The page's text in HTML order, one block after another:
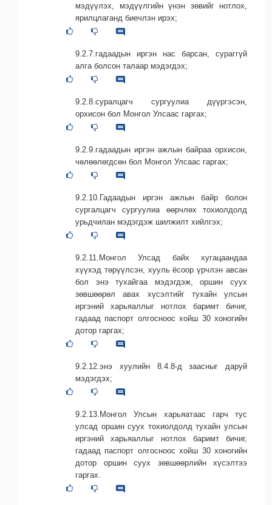
мэдүүлэх, мэдүүлгийн үнэн зөвийг нотлох,
ярилцлаганд биечлэн ирэх;
9.2.7.гадаадын иргэн нас барсан, сураггүй
алга болсон талаар мэдэгдэх;
9.2.8.суралцагч сургуулиа дүүргэсэн,
орхисон бол Монгол Улсаас гаргах;
9.2.9.гадаадын иргэн ажлын байраа орхисон,
чөлөөлөгдсөн бол Монгол Улсаас гаргах;
9.2.10.Гадаадын иргэн ажлын байр болон
сургалцагч сургуулиа өөрчлөх тохиолдолд
урьдчилан мэдэгдэж шилжилт хийлгэх;
9.2.11.Монгол Улсад байх хугацаандаа
хүүхэд төрүүлсэн, хууль ёсоор үрчлэн авсан
бол энэ тухайгаа мэдэгдэж, оршин суух
зөвшөөрөл авах хүсэлтийг тухайн улсын
иргэний харьяаллыг нотлох баримт бичиг,
гадаад паспорт олгосноос хойш 30 хоногийн
дотор гаргах;
9.2.12.энэ хуулийн 8.4.8-д заасныг даруй
мэдэгдэх;
9.2.13.Монгол Улсын харьяатаас гарч тус
улсад оршин суух тохиолдолд тухайн улсын
иргэний харьяаллыг нотлох баримт бичиг,
гадаад паспорт олгосноос хойш 30 хоногийн
дотор оршин суух зөвшөөрлийн хүсэлтээ
гаргах.